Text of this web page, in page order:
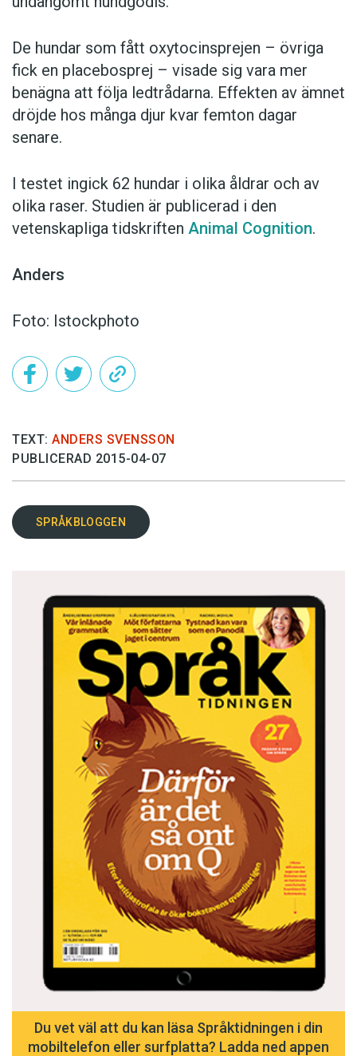
De hundar som fått oxytocinsprejen – övriga
fick en placebosprej – visade sig vara mer
benägna att följa ledtrådarna. Effekten av ämnet
dröjde hos många djur kvar femton dagar
senare.
I testet ingick 62 hundar i olika åldrar och av
olika raser. Studien är publicerad i den
vetenskapliga tidskriften Animal Cognition.
Anders
Foto: Istockphoto
TEXT: ANDERS SVENSSON
PUBLICERAD 2015-04-07
SPRÅKBLOGGEN
Du vet väl att du kan läsa Språktidningen i din
mobiltelefon eller surfplatta? Ladda ned appen